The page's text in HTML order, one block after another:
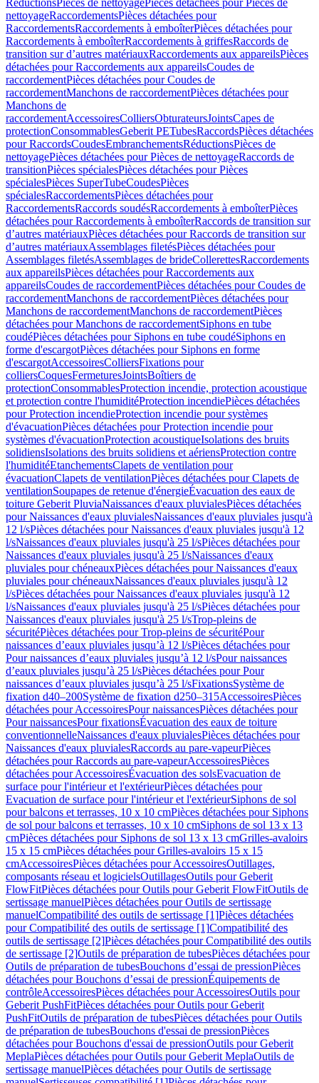
RéductionsPièces de nettoyagePièces détachées pour Pièces de
nettoyageRaccordementsPièces détachées pour
RaccordementsRaccordements à emboîterPièces détachées pour
Raccordements à emboîterRaccordements à griffesRaccords de
transition sur d’autres matériauxRaccordements aux appareilsPièces
détachées pour Raccordements aux appareilsCoudes de
raccordementPièces détachées pour Coudes de
raccordementManchons de raccordementPièces détachées pour
Manchons de
raccordementAccessoiresColliersObturateursJointsCapes de
protectionConsommablesGeberit PETubesRaccordsPièces détachées
pour RaccordsCoudesEmbranchementsRéductionsPièces de
nettoyagePièces détachées pour Pièces de nettoyageRaccords de
transitionPièces spécialesPièces détachées pour Pièces
spécialesPièces SuperTubeCoudesPièces
spécialesRaccordementsPièces détachées pour
RaccordementsRaccords soudésRaccordements à emboîterPièces
détachées pour Raccordements à emboîterRaccords de transition sur
d’autres matériauxPièces détachées pour Raccords de transition sur
d’autres matériauxAssemblages filetésPièces détachées pour
Assemblages filetésAssemblages de brideCollerettesRaccordements
aux appareilsPièces détachées pour Raccordements aux
appareilsCoudes de raccordementPièces détachées pour Coudes de
raccordementManchons de raccordementPièces détachées pour
Manchons de raccordementManchons de raccordementPièces
détachées pour Manchons de raccordementSiphons en tube
coudéPièces détachées pour Siphons en tube coudéSiphons en
forme d'escargotPièces détachées pour Siphons en forme
d'escargotAccessoiresColliersFixations pour
colliersCoquesFermeturesJointsBoîtiers de
protectionConsommablesProtection incendie, protection acoustique
et protection contre l'humiditéProtection incendiePièces détachées
pour Protection incendieProtection incendie pour systèmes
d'évacuationPièces détachées pour Protection incendie pour
systèmes d'évacuationProtection acoustiqueIsolations des bruits
solidiensIsolations des bruits solidiens et aériensProtection contre
l'humiditéEtanchementsClapets de ventilation pour
évacuationClapets de ventilationPièces détachées pour Clapets de
ventilationSoupapes de retenue d'énergieÉvacuation des eaux de
toiture Geberit PluviaNaissances d'eaux pluvialesPièces détachées
pour Naissances d'eaux pluvialesNaissances d'eaux pluviales jusqu'à
12 l/sPièces détachées pour Naissances d'eaux pluviales jusqu'à 12
l/sNaissances d'eaux pluviales jusqu'à 25 l/sPièces détachées pour
Naissances d'eaux pluviales jusqu'à 25 l/sNaissances d'eaux
pluviales pour chéneauxPièces détachées pour Naissances d'eaux
pluviales pour chéneauxNaissances d'eaux pluviales jusqu'à 12
l/sPièces détachées pour Naissances d'eaux pluviales jusqu'à 12
l/sNaissances d'eaux pluviales jusqu'à 25 l/sPièces détachées pour
Naissances d'eaux pluviales jusqu'à 25 l/sTrop-pleins de
sécuritéPièces détachées pour Trop-pleins de sécuritéPour
naissances d’eaux pluviales jusqu’à 12 l/sPièces détachées pour
Pour naissances d’eaux pluviales jusqu’à 12 l/sPour naissances
d’eaux pluviales jusqu’à 25 l/sPièces détachées pour Pour
naissances d’eaux pluviales jusqu’à 25 l/sFixationsSystème de
fixation d40–200Système de fixation d250–315AccessoiresPièces
détachées pour AccessoiresPour naissancesPièces détachées pour
Pour naissancesPour fixationsÉvacuation des eaux de toiture
conventionnelleNaissances d'eaux pluvialesPièces détachées pour
Naissances d'eaux pluvialesRaccords au pare-vapeurPièces
détachées pour Raccords au pare-vapeurAccessoiresPièces
détachées pour AccessoiresÉvacuation des solsEvacuation de
surface pour l'intérieur et l'extérieurPièces détachées pour
Evacuation de surface pour l'intérieur et l'extérieurSiphons de sol
pour balcons et terrasses, 10 x 10 cmPièces détachées pour Siphons
de sol pour balcons et terrasses, 10 x 10 cmSiphons de sol 13 x 13
cmPièces détachées pour Siphons de sol 13 x 13 cmGrilles-avaloirs
15 x 15 cmPièces détachées pour Grilles-avaloirs 15 x 15
cmAccessoiresPièces détachées pour AccessoiresOutillages,
composants réseau et logicielsOutillagesOutils pour Geberit
FlowFitPièces détachées pour Outils pour Geberit FlowFitOutils de
sertissage manuelPièces détachées pour Outils de sertissage
manuelCompatibilité des outils de sertissage [1]Pièces détachées
pour Compatibilité des outils de sertissage [1]Compatibilité des
outils de sertissage [2]Pièces détachées pour Compatibilité des outils
de sertissage [2]Outils de préparation de tubesPièces détachées pour
Outils de préparation de tubesBouchons d’essai de pressionPièces
détachées pour Bouchons d’essai de pressionÉquipements de
contrôleAccessoiresPièces détachées pour AccessoiresOutils pour
Geberit PushFitPièces détachées pour Outils pour Geberit
PushFitOutils de préparation de tubesPièces détachées pour Outils
de préparation de tubesBouchons d'essai de pressionPièces
détachées pour Bouchons d'essai de pressionOutils pour Geberit
MeplaPièces détachées pour Outils pour Geberit MeplaOutils de
sertissage manuelPièces détachées pour Outils de sertissage